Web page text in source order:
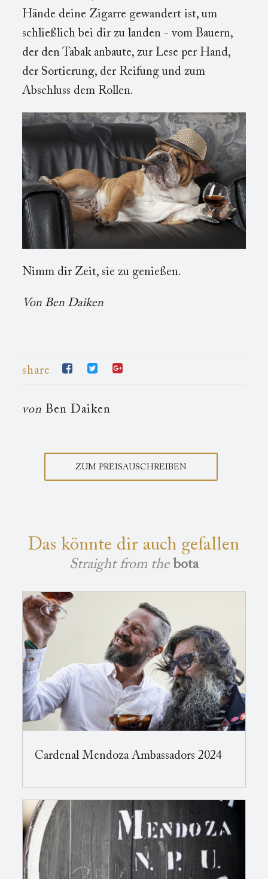
Hände deine Zigarre gewandert ist, um
schließlich bei dir zu landen - vom Bauern,
der den Tabak anbaute, zur Lese per Hand,
der Sortierung, der Reifung und zum
Abschluss dem Rollen.
Nimm dir Zeit, sie zu genießen.
Von Ben Daiken
share
von Ben Daiken
ZUM PREISAUSCHREIBEN
Das könnte dir auch gefallen
Straight from the bota
Cardenal Mendoza Ambassadors 2024